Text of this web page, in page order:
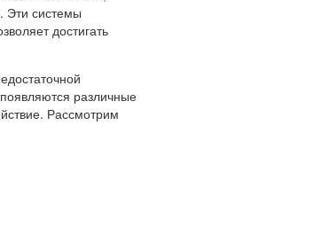
Эти системы
достигать
различные
Рассмотрим